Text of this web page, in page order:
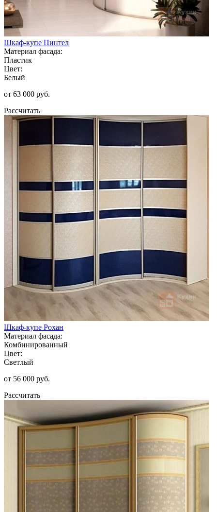
Шкаф-купе Пинтел
Материал фасада:
Пластик
Цвет:
Белый
от 63 000 руб.
Рассчитать
Шкаф-купе Рохан
Материал фасада:
Комбинированный
Цвет:
Светлый
от 56 000 руб.
Рассчитать